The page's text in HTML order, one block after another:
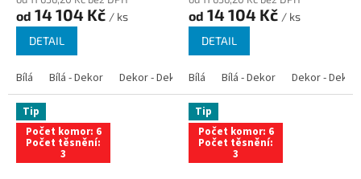
od 14 104 Kč / ks
DETAIL
Bílá Bílá - Dekor Dekor - Dekor Bílá - Antracit Bílá - Zlatý dub
od 14 104 Kč / ks
DETAIL
Bílá Bílá - Dekor Dekor - Dekor
Tip
Počet komor: 6
Počet těsnění:
3
Tip
Počet komor: 6
Počet těsnění:
3